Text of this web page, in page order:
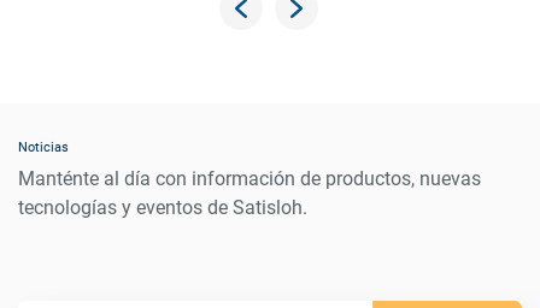
Noticias
Manténte al día con información de productos, nuevas
tecnologías y eventos de Satisloh.